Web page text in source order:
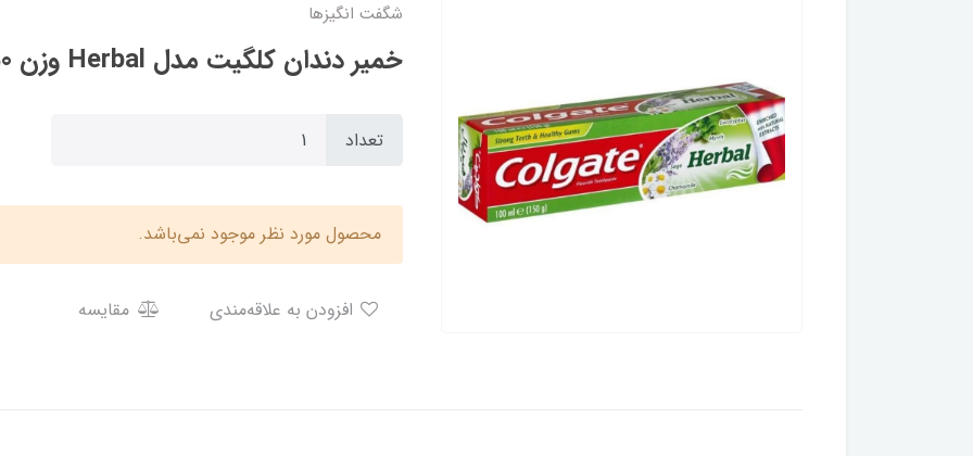
شگفت انگيزها
خمیر دندان کلگیت مدل Herbal وزن 150 گرم
تعداد
محصول مورد نظر موجود نمی‌باشد.
مقایسه